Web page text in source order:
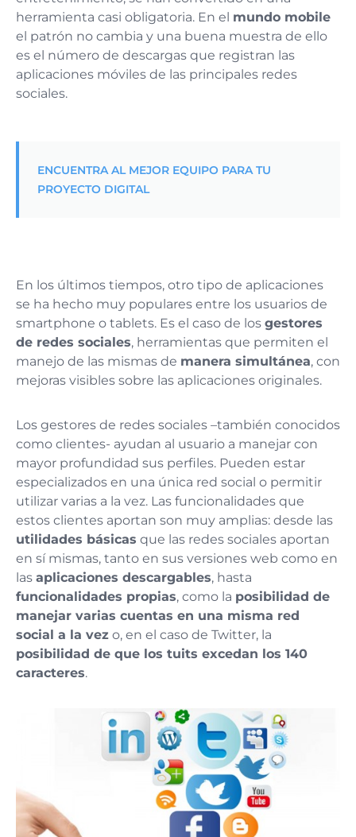
herramienta casi obligatoria. En el mundo mobile
el patrón no cambia y una buena muestra de ello
es el número de descargas que registran las
aplicaciones móviles de las principales redes
sociales.
ENCUENTRA AL MEJOR EQUIPO PARA TU
PROYECTO DIGITAL
En los últimos tiempos, otro tipo de aplicaciones
se ha hecho muy populares entre los usuarios de
smartphone o tablets. Es el caso de los gestores
de redes sociales, herramientas que permiten el
manejo de las mismas de manera simultánea, con
mejoras visibles sobre las aplicaciones originales.
Los gestores de redes sociales –también conocidos
como clientes- ayudan al usuario a manejar con
mayor profundidad sus perfiles. Pueden estar
especializados en una única red social o permitir
utilizar varias a la vez. Las funcionalidades que
estos clientes aportan son muy amplias: desde las
utilidades básicas que las redes sociales aportan
en sí mismas, tanto en sus versiones web como en
las aplicaciones descargables, hasta
funcionalidades propias, como la posibilidad de
manejar varias cuentas en una misma red
social a la vez o, en el caso de Twitter, la
posibilidad de que los tuits excedan los 140
caracteres.